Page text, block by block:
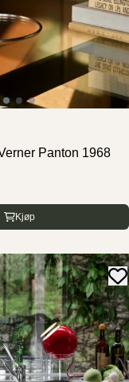
Panton 1968
Kjøp